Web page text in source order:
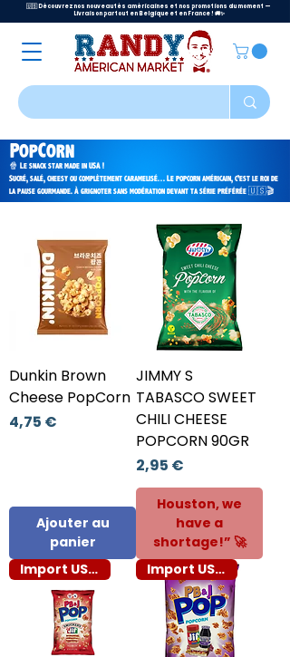
🇺🇸 Découvrez nos nouveautés américaines et nos promotions du moment —
Livraison partout en Belgique et en France ! 🚚✨
PopCorn
🍿 Le snack star made in USA !
Sucré, salé, cheesy ou complètement caramelisé… Le popcorn américain, c’est le roi de
la pause gourmande. À grignoter sans modération devant ta série préférée 🇺🇸🎬
Dunkin Brown
Cheese PopCorn
Prix
4,75 €
Ajouter au
panier
JIMMY S
TABASCO SWEET
CHILI CHEESE
POPCORN 90GR
Prix
2,95 €
Houston, we
have a
shortage!” 🚀
Import US 🇺🇸
Import US 🇺🇸